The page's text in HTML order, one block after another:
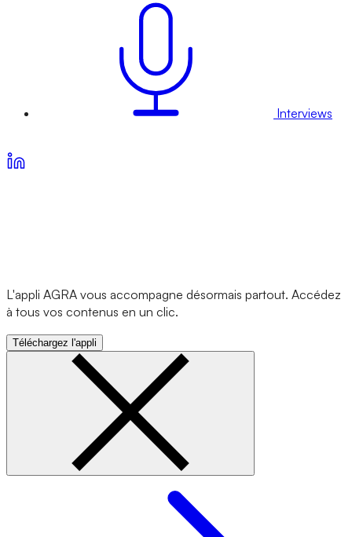
Interviews
L'appli AGRA vous accompagne désormais partout. Accédez
à tous vos contenus en un clic.
Téléchargez l'appli